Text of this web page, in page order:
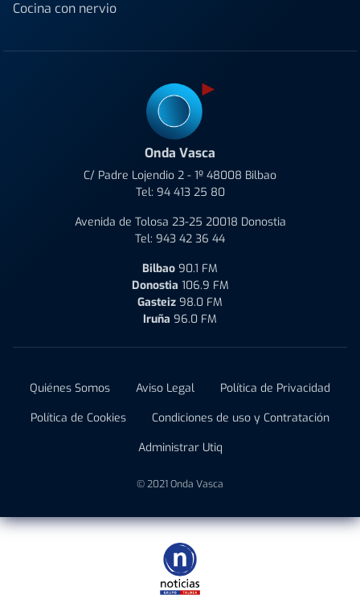
Cocina con nervio
Onda Vasca
C/ Padre Lojendio 2 - 1º 48008 Bilbao
Tel: 94 413 25 80
Avenida de Tolosa 23-25 20018 Donostia
Tel: 943 42 36 44
Bilbao 90.1 FM
Donostia 106.9 FM
Gasteiz 98.0 FM
Iruña 96.0 FM
Quiénes Somos Aviso Legal
Política de Privacidad
Política de Cookies
Condiciones de uso y Contratación
Administrar Utiq
© 2021 Onda Vasca